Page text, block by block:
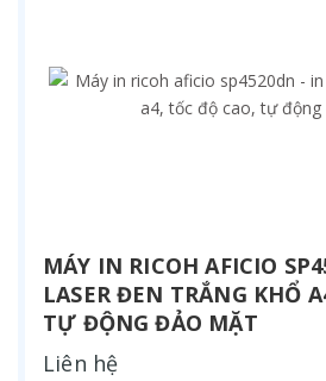
MÁY IN RICOH AFICIO
LASER ĐEN TRẮNG KHỔ
TỰ ĐỘNG ĐẢO MẶT
Liên hệ